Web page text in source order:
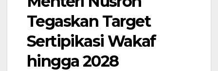
Tegaskan Target
Sertipikasi Wakaf
hingga 2028